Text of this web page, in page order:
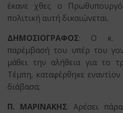
έκανε χθες ο
πολιτική αυτή δικαιώνεται.
ΔΗΜΟΣΙΟΓΡΑΦΟΣ: Ο κ.
παρέμβασή του υπέρ του
μάθει την αλήθεια για το
Τέμπη, καταφέρθηκε
διάβασα;
Π. ΜΑΡΙΝΑΚΗΣ: Αρέσει